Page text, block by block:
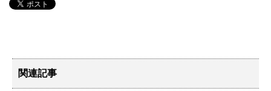
関連記事